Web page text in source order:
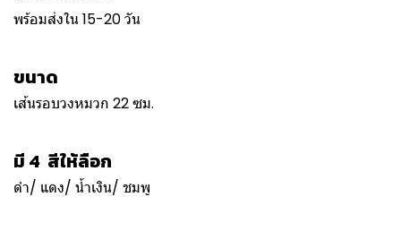
พร้อมส่งใน 15-20 วัน
ขนาด
เส้นรอบวงหมวก 22 ซม.
มี 4 สีให้ลือก
ดำ/ แดง/ น้ำเงิน/ ชมพู